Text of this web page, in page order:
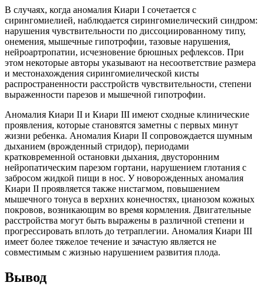
В случаях, когда аномалия Киари I сочетается с
сирингомиелией, наблюдается сирингомиелический синдром:
нарушения чувствительности по диссоциированному типу,
онемения, мышечные гипотрофии, тазовые нарушения,
нейроартропатии, исчезновение брюшных рефлексов. При
этом некоторые авторы указывают на несоответствие размера
и местонахождения сирингомиелической кисты
распространенности расстройств чувствительности, степени
выраженности парезов и мышечной гипотрофии.
Аномалия Киари II и Киари III имеют сходные клинические
проявления, которые становятся заметны с первых минут
жизни ребенка. Аномалия Киари II сопровождается шумным
дыханием (врожденный стридор), периодами
кратковременной остановки дыхания, двусторонним
нейропатическим парезом гортани, нарушением глотания с
забросом жидкой пищи в нос. У новорожденных аномалия
Киари II проявляется также нистагмом, повышением
мышечного тонуса в верхних конечностях, цианозом кожных
покровов, возникающим во время кормления. Двигательные
расстройства могут быть выражены в различной степени и
прогрессировать вплоть до тетраплегии. Аномалия Киари III
имеет более тяжелое течение и зачастую является не
совместимым с жизнью нарушением развития плода.
Вывод